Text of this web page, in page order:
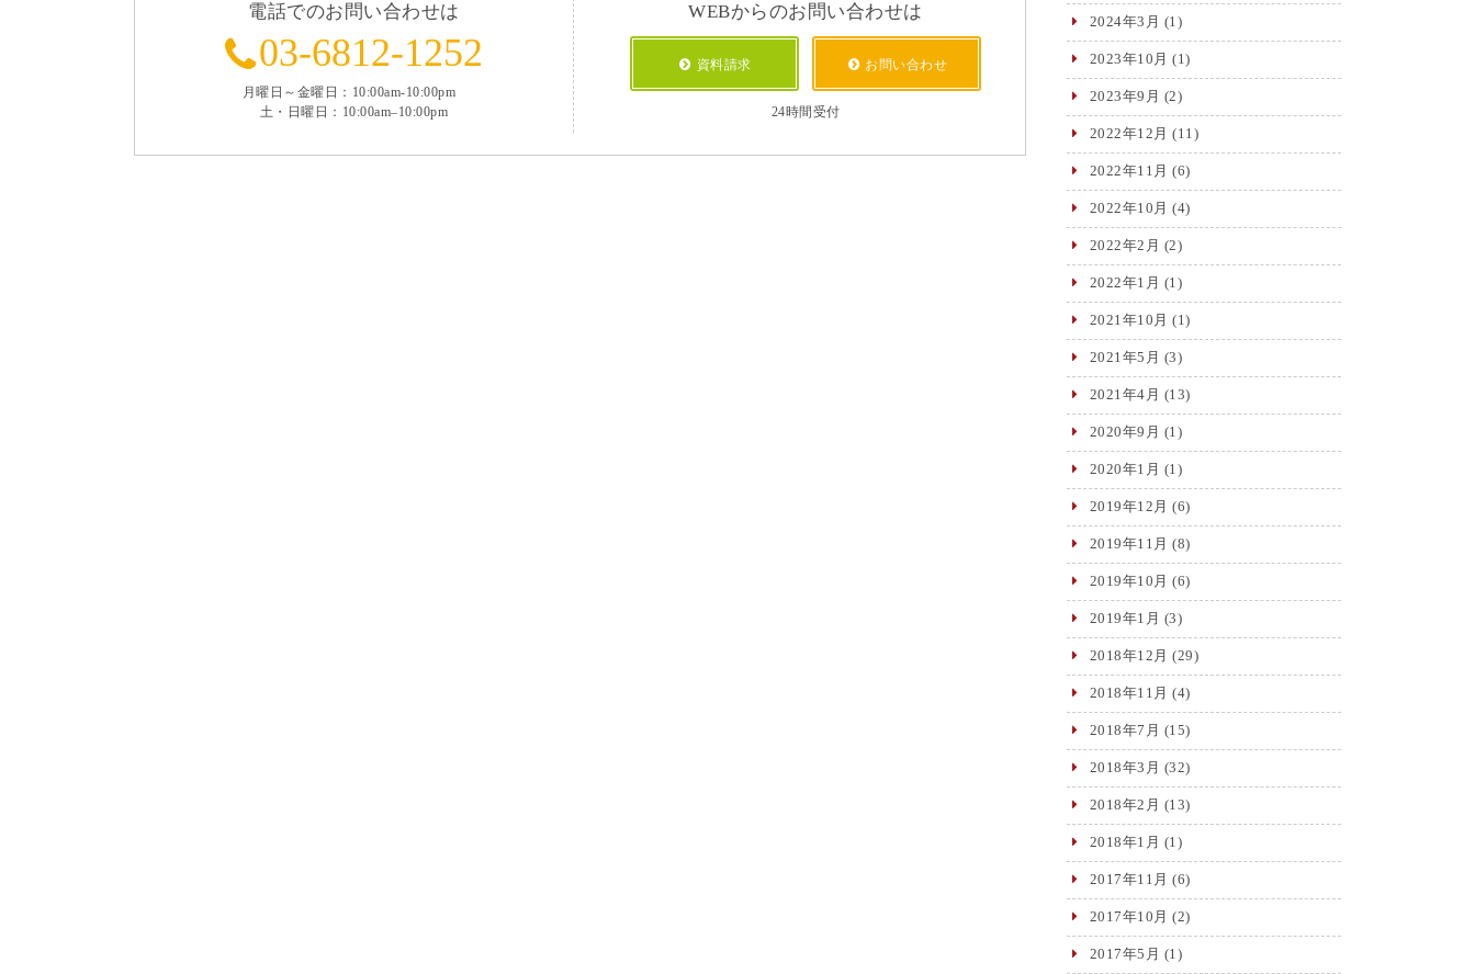
電話でのお問い合わせは
03-6812-1252
月曜日～金曜日：10:00am-10:00pm
土・日曜日：10:00am–10:00pm
WEBからのお問い合わせは
資料請求 お問い合わせ
24時間受付
2024年3月 (1)
2023年10月 (1)
2023年9月 (2)
2022年12月 (11)
2022年11月 (6)
2022年10月 (4)
2022年2月 (2)
2022年1月 (1)
2021年10月 (1)
2021年5月 (3)
2021年4月 (13)
2020年9月 (1)
2020年1月 (1)
2019年12月 (6)
2019年11月 (8)
2019年10月 (6)
2019年1月 (3)
2018年12月 (29)
2018年11月 (4)
2018年7月 (15)
2018年3月 (32)
2018年2月 (13)
2018年1月 (1)
2017年11月 (6)
2017年10月 (2)
2017年5月 (1)